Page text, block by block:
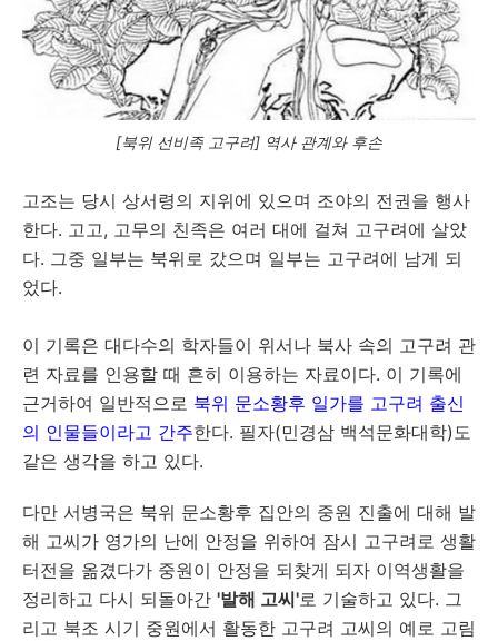
[북위 선비족 고구려] 역사 관계와 후손
고조는 당시 상서령의 지위에 있으며 조야의 전권을 행사
한다. 고고, 고무의 친족은 여러 대에 걸쳐 고구려에 살았
다. 그중 일부는 북위로 갔으며 일부는 고구려에 남게 되
었다.
이 기록은 대다수의 학자들이 위서나 북사 속의 고구려 관
련 자료를 인용할 때 흔히 이용하는 자료이다. 이 기록에
근거하여 일반적으로 북위 문소황후 일가를 고구려 출신
의 인물들이라고 간주한다. 필자(민경삼 백석문화대학)도
같은 생각을 하고 있다.
다만 서병국은 북위 문소황후 집안의 중원 진출에 대해 발
해 고씨가 영가의 난에 안정을 위하여 잠시 고구려로 생활
터전을 옮겼다가 중원이 안정을 되찾게 되자 이역생활을
정리하고 다시 되돌아간 '발해 고씨'로 기술하고 있다. 그
리고 북조 시기 중원에서 활동한 고구려 고씨의 예로 고림